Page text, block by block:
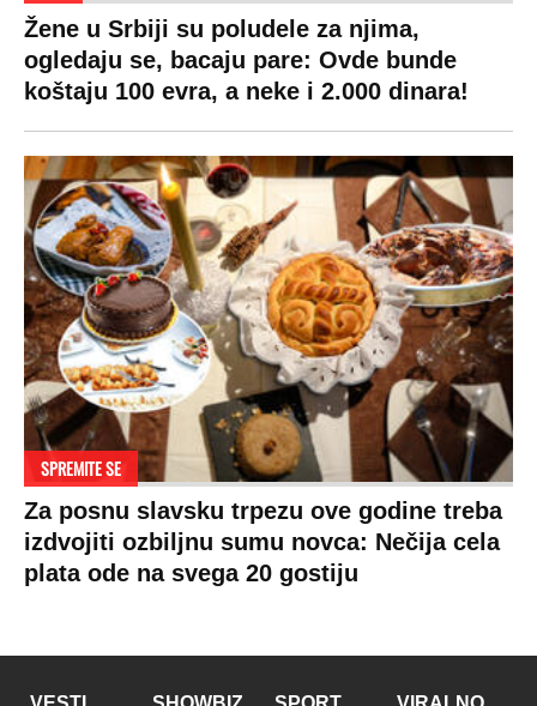
Žene u Srbiji su poludele za njima,
ogledaju se, bacaju pare: Ovde bunde
koštaju 100 evra, a neke i 2.000 dinara!
SPREMITE SE
Za posnu slavsku trpezu ove godine treba
izdvojiti ozbiljnu sumu novca: Nečija cela
plata ode na svega 20 gostiju